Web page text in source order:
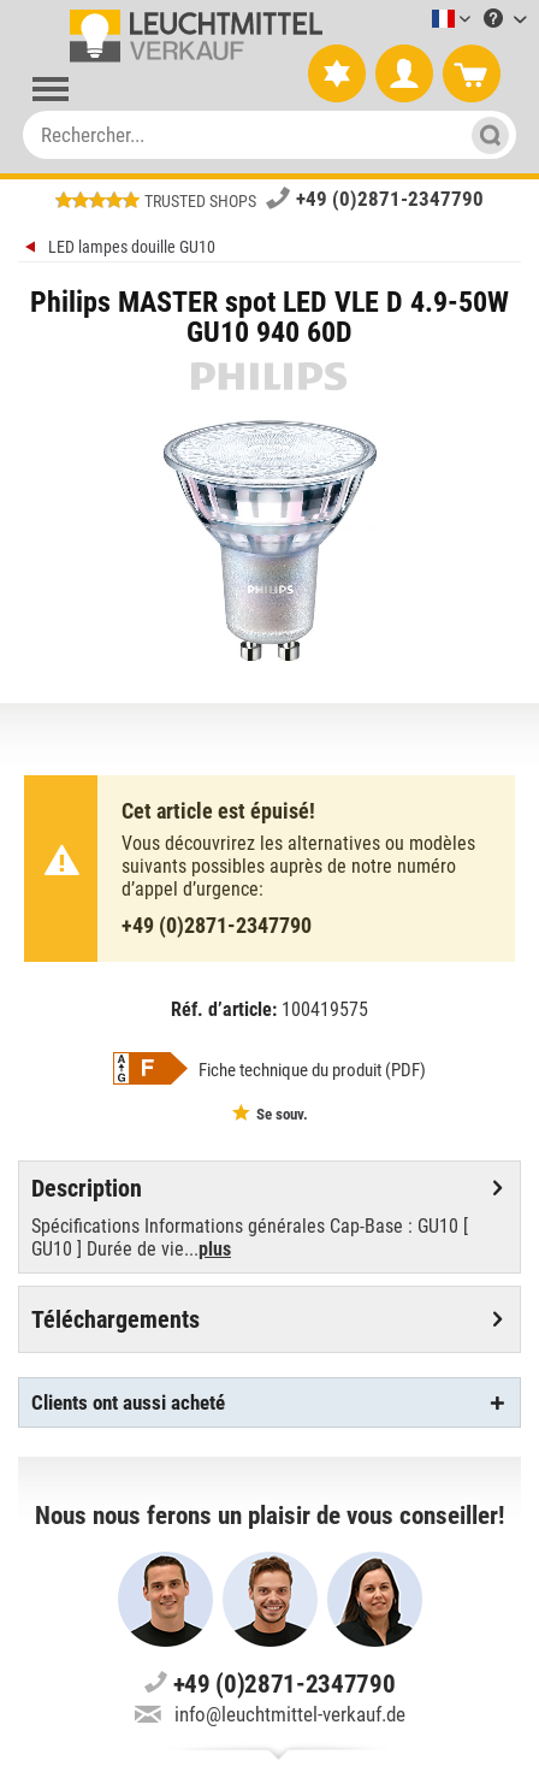
TRUSTED SHOPS +49 (0)2871-2347790
LED lampes douille GU10
Philips MASTER spot LED VLE D 4.9-50W
GU10 940 60D
Cet article est épuisé!
Vous découvrirez les alternatives ou modèles
suivants possibles auprès de notre numéro
d’appel d’urgence:
+49 (0)2871-2347790
Réf. d’article: 100419575
Fiche technique du produit (PDF)
Se souv.
Description
Spécifications Informations générales Cap-Base : GU10 [
GU10 ] Durée de vie...plus
Téléchargements
Clients ont aussi acheté
Nous nous ferons un plaisir de vous conseiller!
+49 (0)2871-2347790
info@leuchtmittel-verkauf.de